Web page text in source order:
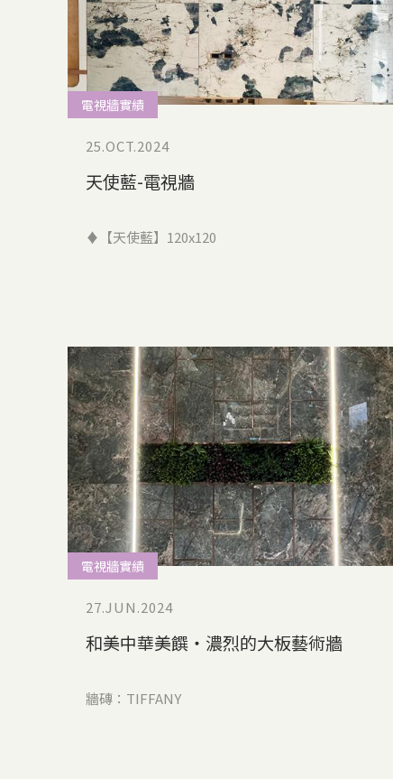
電視牆實績
25.OCT.2024
天使藍-電視牆
♦【天使藍】120x120
電視牆實績
27.JUN.2024
和美中華美饌‧濃烈的大板藝術牆
牆磚：TIFFANY